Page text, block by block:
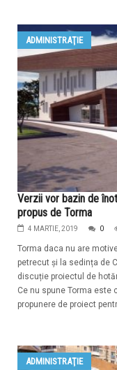
ADMINISTRAŢIE
Verzii vor bazin de
propus de Torma
4 MARTIE, 2019 0
Torma daca nu are
petrecut și la sedința de
discuție proiectul de
Ce nu spune Torma este
propunere de proiect
ADMINISTRAŢIE